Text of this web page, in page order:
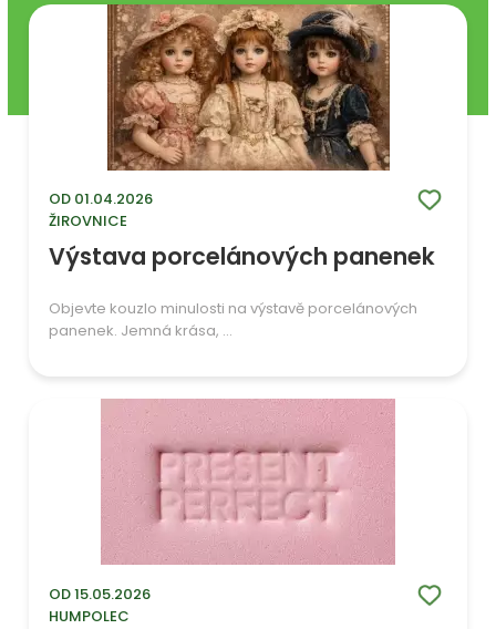
OD 01.04.2026
ŽIROVNICE
Výstava porcelánových panenek
Objevte kouzlo minulosti na výstavě porcelánových
panenek. Jemná krása, ...
OD 15.05.2026
HUMPOLEC